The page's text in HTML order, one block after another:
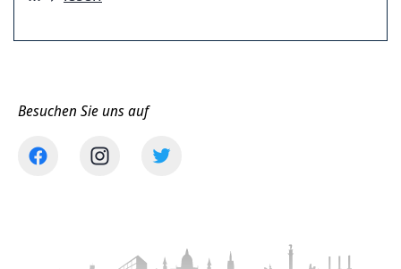
Besuchen Sie uns auf